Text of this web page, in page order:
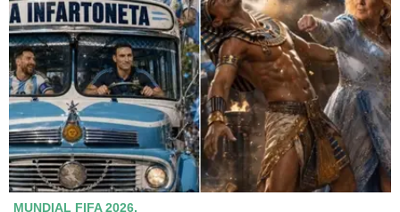
MUNDIAL FIFA 2026.